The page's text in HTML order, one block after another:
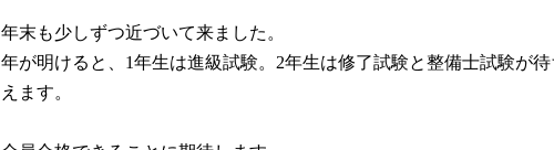
年末も少しずつ近づいて来ました。
年が明けると、1年生は進級試験。2年生は修了試験と整備士試験が
えます。